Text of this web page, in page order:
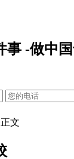
事 -做中
文